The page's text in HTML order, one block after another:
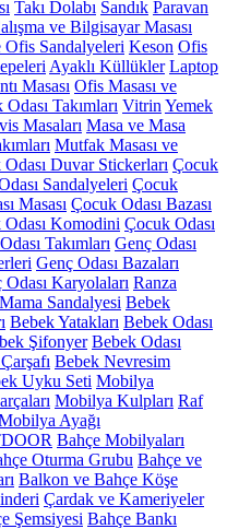
Takı Dolabı Sandık Paravan
ve Bilgisayar Masası
Ofis Sandalyeleri Keson Ofis
Ayaklı Küllükler Laptop
Masası Ofis Masası ve
Takımları Vitrin Yemek
Masaları Masa ve Masa
Mutfak Masası ve
Duvar Stickerları Çocuk
Sandalyeleri Çocuk
Masası Çocuk Odası Bazası
Komodini Çocuk Odası
Takımları Genç Odası
Genç Odası Bazaları
Odası Karyolaları Ranza
Mama Sandalyesi Bebek
Bebek Yatakları Bebek Odası
Şifonyer Bebek Odası
Bebek Nevresim
Uyku Seti Mobilya
Mobilya Kulpları Raf
Ayağı
Bahçe Mobilyaları
Oturma Grubu Bahçe ve
Balkon ve Bahçe Köşe
Çardak ve Kameriyeler
Şemsiyesi Bahçe Bankı